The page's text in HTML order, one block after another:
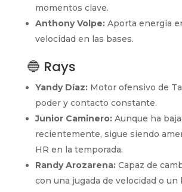
momentos clave.
Anthony Volpe:Aporta energía
velocidad en las bases.
🔵 Rays
Yandy Díaz:Motor ofensivo de
poder y contacto constante.
Junior Caminero:Aunque ha
recientemente, sigue siendo
HR en la temporada.
Randy Arozarena:Capaz de
con una jugada de velocidad o un